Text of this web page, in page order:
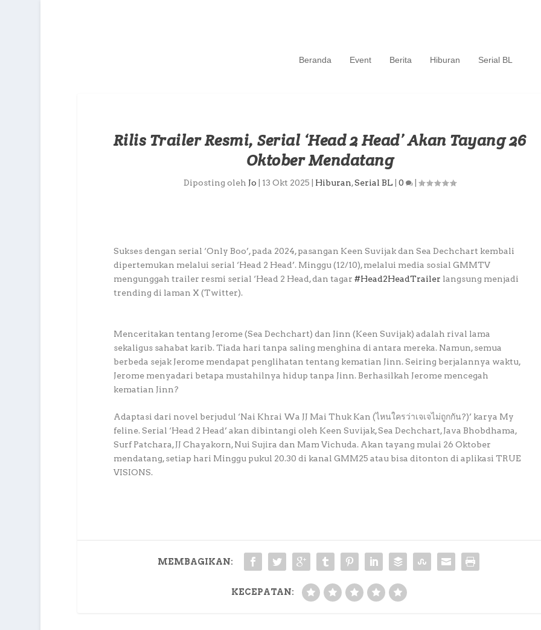
Beranda Event Berita Hiburan Serial BL
Rilis Trailer Resmi, Serial ‘Head 2 Head’ Akan Tayang 26
Oktober Mendatang
Diposting oleh Jo 13 Okt 2025 Hiburan,Serial BL |0 |
Sukses dengan serial ‘Only Boo’, pada 2024, pasangan Keen Suvijak dan Sea Dechchart kembali
dipertemukan melalui serial ‘Head 2 Head’. Minggu (12/10), melalui media sosial GMMTV
mengunggah trailer resmi serial ‘Head 2 Head, dan tagar #Head2HeadTrailer langsung menjadi
trending di laman X (Twitter).
Menceritakan tentang Jerome (Sea Dechchart) dan Jinn (Keen Suvijak) adalah rival lama
sekaligus sahabat karib. Tiada hari tanpa saling menghina di antara mereka. Namun, semua
berbeda sejak Jerome mendapat penglihatan tentang kematian Jinn. Seiring berjalannya waktu,
Jerome menyadari betapa mustahilnya hidup tanpa Jinn. Berhasilkah Jerome mencegah
kematian Jinn?
Adaptasi dari novel berjudul ‘Nai Khrai Wa JJ Mai Thuk Kan (ไหนใครว่าเจเจไม่ถูกกัน?)’ karya My
feline. Serial ‘Head 2 Head’ akan dibintangi oleh Keen Suvijak, Sea Dechchart, Java Bhobdhama,
Surf Patchara, JJ Chayakorn, Nui Sujira dan Mam Vichuda. Akan tayang mulai 26 Oktober
mendatang, setiap hari Minggu pukul 20.30 di kanal GMM25 atau bisa ditonton di aplikasi TRUE
VISIONS.
MEMBAGIKAN:
KECEPATAN: